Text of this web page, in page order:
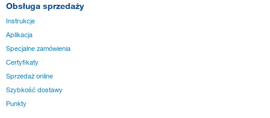
Obsługa sprzedaży
Instrukcje
Aplikacja
Specjalne zamówienia
Certyfikaty
Sprzedaż online
Szybkość dostawy
Punkty